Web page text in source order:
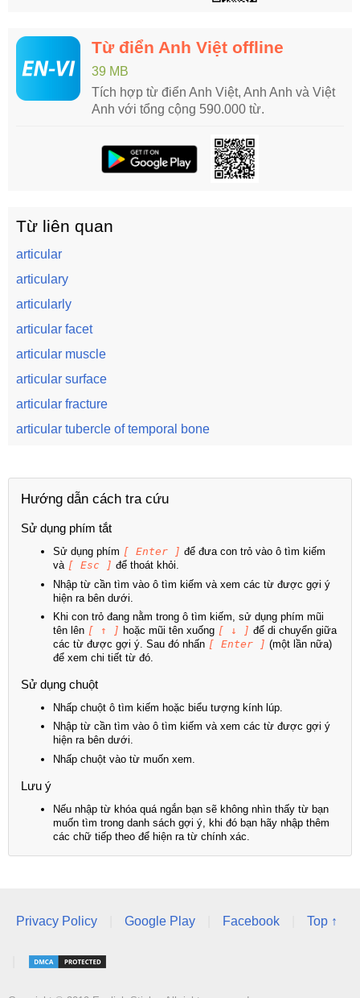
Từ điển Anh Việt offline
39 MB
Tích hợp từ điển Anh Việt, Anh Anh và Việt
Anh với tổng cộng 590.000 từ.
Từ liên quan
articular
articulary
articularly
articular facet
articular muscle
articular surface
articular fracture
articular tubercle of temporal bone
Hướng dẫn cách tra cứu
Sử dụng phím tắt
Sử dụng phím [ Enter ] để đưa con trỏ vào ô tìm kiếm
và [ Esc ] để thoát khỏi.
Nhập từ cần tìm vào ô tìm kiếm và xem các từ được gợi ý
hiện ra bên dưới.
Khi con trỏ đang nằm trong ô tìm kiếm, sử dụng phím mũi
tên lên [ ↑ ] hoặc mũi tên xuống [ ↓ ] để di chuyển giữa
các từ được gợi ý. Sau đó nhấn [ Enter ] (một lần nữa)
để xem chi tiết từ đó.
Sử dụng chuột
Nhấp chuột ô tìm kiếm hoặc biểu tượng kính lúp.
Nhập từ cần tìm vào ô tìm kiếm và xem các từ được gợi ý
hiện ra bên dưới.
Nhấp chuột vào từ muốn xem.
Lưu ý
Nếu nhập từ khóa quá ngắn bạn sẽ không nhìn thấy từ bạn
muốn tìm trong danh sách gợi ý, khi đó bạn hãy nhập thêm
các chữ tiếp theo để hiện ra từ chính xác.
Privacy Policy Google Play Facebook Top ↑